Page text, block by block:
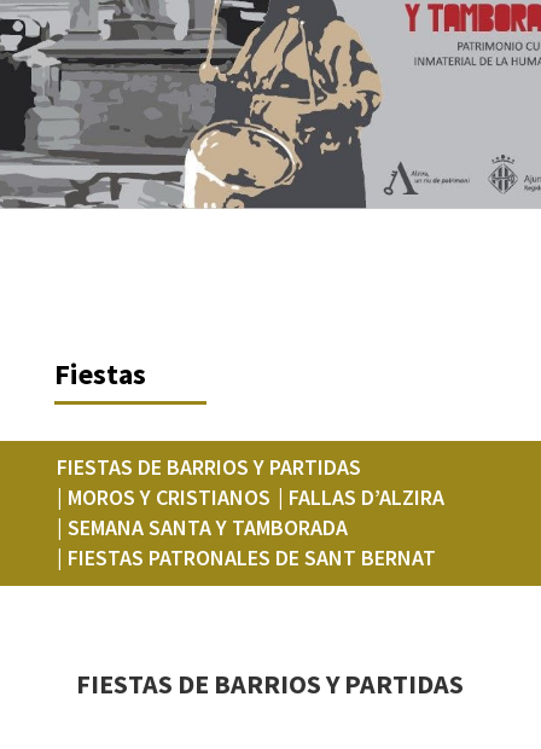
Fiestas
FIESTAS DE BARRIOS Y PARTIDAS
| MOROS Y CRISTIANOS | FALLAS D’ALZIRA
| SEMANA SANTA Y TAMBORADA
| FIESTAS PATRONALES DE SANT BERNAT
FIESTAS DE BARRIOS Y PARTIDAS